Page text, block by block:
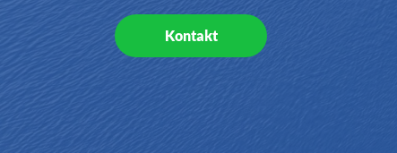
Kontakt